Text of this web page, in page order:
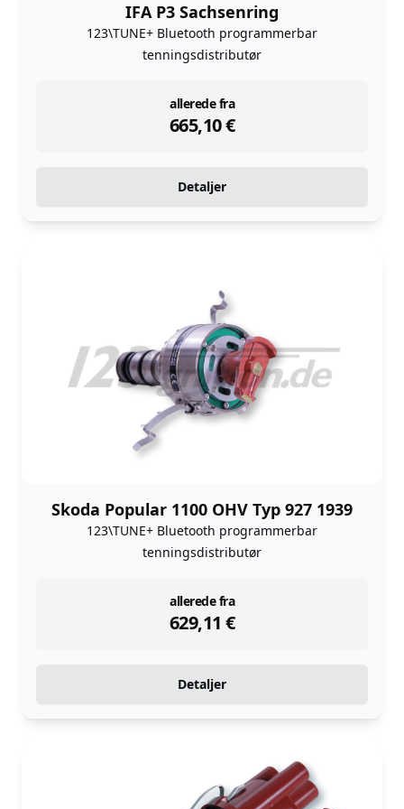
IFA P3 Sachsenring
123\TUNE+ Bluetooth programmerbar
tenningsdistributør
allerede fra
665,10€
instock
Detaljer
Skoda Popular 1100 OHV Typ 927 1939
123\TUNE+ Bluetooth programmerbar
tenningsdistributør
allerede fra
629,11 €
instock
Detaljer